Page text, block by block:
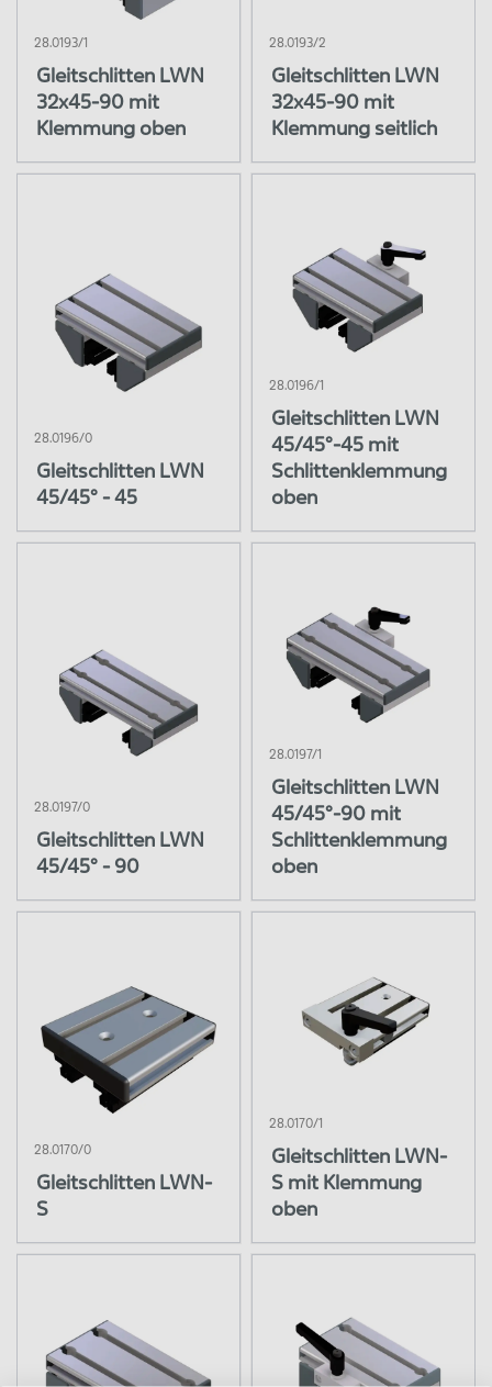
28.0193/1
Gleitschlitten LWN
32x45-90 mit
Klemmung oben
28.0193/2
Gleitschlitten LWN
32x45-90 mit
Klemmung seitlich
28.0196/0
Gleitschlitten LWN
45/45° - 45
28.0196/1
Gleitschlitten LWN
45/45°-45 mit
Schlittenklemmung
oben
28.0197/0
Gleitschlitten LWN
45/45° - 90
28.0197/1
Gleitschlitten LWN
45/45°-90 mit
Schlittenklemmung
oben
28.0170/0
Gleitschlitten LWN-
S
28.0170/1
Gleitschlitten LWN-
S mit Klemmung
oben